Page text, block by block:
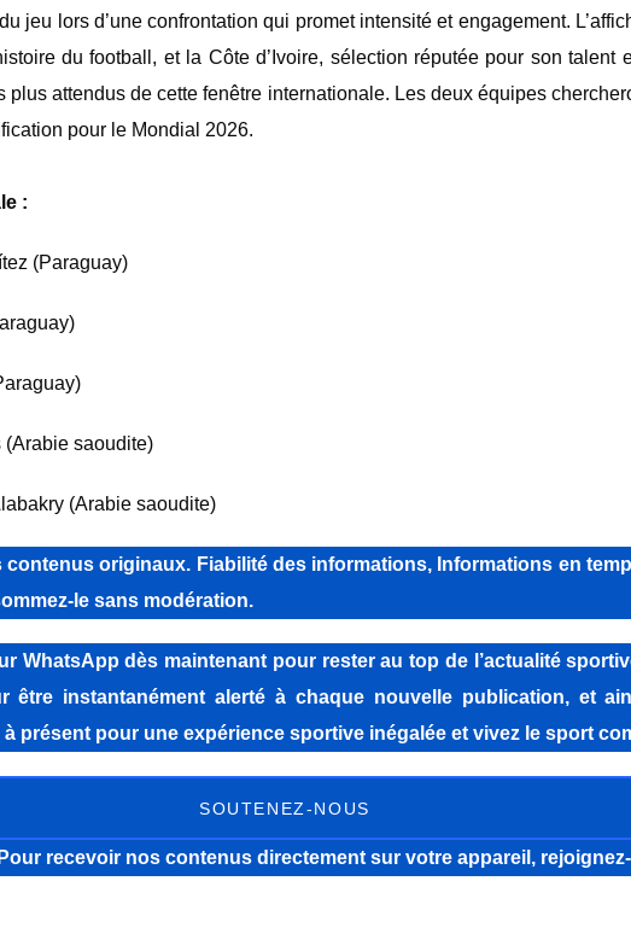
jeu lors d’une confrontation qui promet intensité et engagement.
du football, et la Côte d’Ivoire, sélection réputée pour son talent
plus attendus de cette fenêtre internationale. Les deux équipes
pour le Mondial 2026.
:
(Paraguay)
(Arabie saoudite)
(Arabie saoudite)
originaux. Fiabilité des informations, Informations en
le sans modération.
WhatsApp dès maintenant pour rester au top de l’actualité
être instantanément alerté à chaque nouvelle publication, et
présent pour une expérience sportive inégalée et vivez le sport
SOUTENEZ-NOUS
recevoir nos contenus directement sur votre appareil,